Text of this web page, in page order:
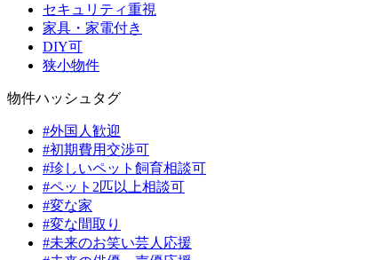
セキュリティ重視
家具・家電付き
DIY可
狭小物件
物件ハッシュタグ
#外国人歓迎
#初期費用交渉可
#珍しいペット飼育相談可
#ペット2匹以上相談可
#変な家
#変な間取り
#未来のお笑い芸人応援